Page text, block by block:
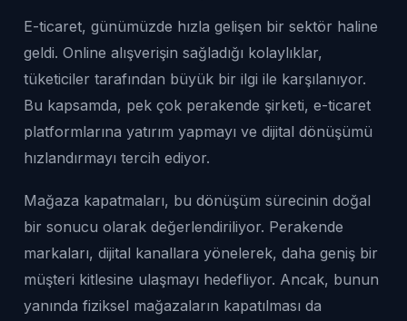
E-ticaret, günümüzde hızla gelişen bir sektör haline
geldi. Online alışverişin sağladığı kolaylıklar,
tüketiciler tarafından büyük bir ilgi ile karşılanıyor.
Bu kapsamda, pek çok perakende şirketi, e-ticaret
platformlarına yatırım yapmayı ve dijital dönüşümü
hızlandırmayı tercih ediyor.
Mağaza kapatmaları, bu dönüşüm sürecinin doğal
bir sonucu olarak değerlendiriliyor. Perakende
markaları, dijital kanallara yönelerek, daha geniş bir
müşteri kitlesine ulaşmayı hedefliyor. Ancak, bunun
yanında fiziksel mağazaların kapatılması da